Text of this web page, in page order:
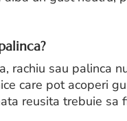
rachiu sau palinca
care pot acoperi
reusita trebuie sa